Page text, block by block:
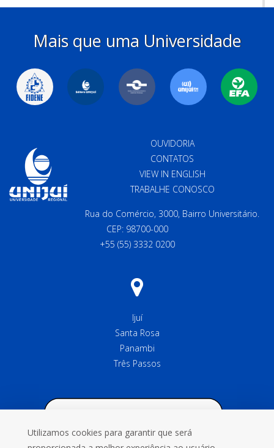
Mais que uma Universidade
OUVIDORIA
CONTATOS
VIEW IN ENGLISH
TRABALHE CONOSCO
Rua do Comércio, 3000, Bairro Universitário.
CEP: 98700-000
+55 (55) 3332 0200
Ijuí
Santa Rosa
Panambi
Três Passos
Utilizamos cookies para garantir que será